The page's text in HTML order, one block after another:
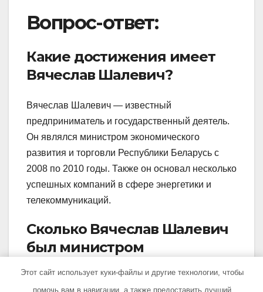
Вопрос-ответ:
Какие достижения имеет
Вячеслав Шалевич?
Вячеслав Шалевич — известный
предприниматель и государственный деятель.
Он являлся министром экономического
развития и торговли Республики Беларусь с
2008 по 2010 годы. Также он основал несколько
успешных компаний в сфере энергетики и
телекоммуникаций.
Сколько Вячеслав Шалевич
был министром
экономического развития и
Этот сайт использует куки-файлы и другие технологии, чтобы
помочь вам в навигации, а также предоставить лучший